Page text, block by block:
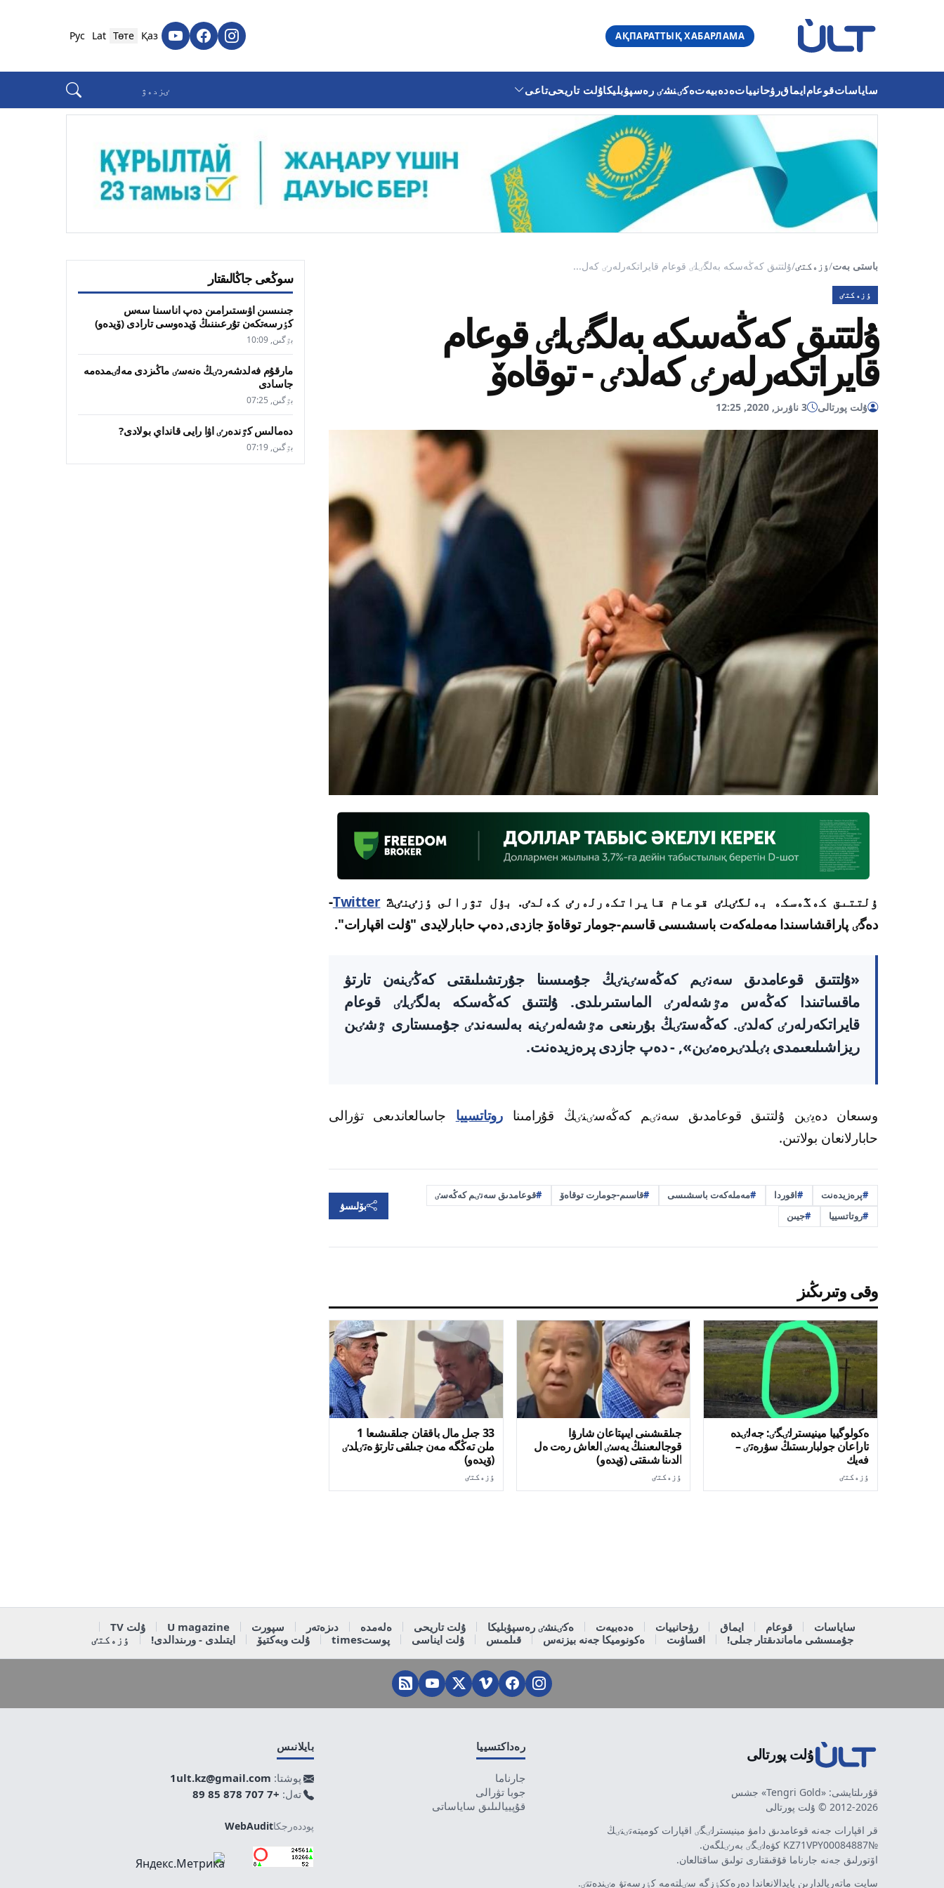
АҚПАРАТТЫҚ ХАБАРЛАМА
Қаз
Төте
Lat
Рус
ساياساتقوعامايماقرۋحانيياتەدەبيەتەكٸنشٸ رەسپۋبليكاۇلت تاريحىتاعى
باستى بەت/ٶزەكتٸ/ۇلتتىق كەڭەسكە بەلگٸلٸ قوعام قايراتكەرلەرٸ كەل...
ٶزەكتٸ
ۇلتتىق كەڭەسكە بەلگٸلٸ قوعام
قايراتكەرلەرٸ كەلدٸ - توقاەۆ
ۇلت پورتالى 3 ناۋرىز, 2020, 12:25
ۇلتتىق كەڭەسكە بەلگٸلٸ قوعام قايراتكەرلەرٸ كەلدٸ. بۇل تۋرالى ٶزٸنٸڭTwitter
-
دەگٸ پاراقشاسىندا مەملەكەت باسشىسى قاسىم-جومار توقاەۆ جازدى, دەپ حابارلايدى "ۇلت اقپارات".
«ۇلتتىق قوعامدىق سەنٸم كەڭەسٸنٸڭ جۇمىسىنا جۇرتشىلىقتى كەڭٸنەن تارتۋ
ماقساتىندا كەڭەس مٷشەلەرٸ الماستىرىلدى. ۇلتتىق كەڭەسكە بەلگٸلٸ قوعام
قايراتكەرلەرٸ كەلدٸ. كەڭەستٸڭ بۇرىنعى مٷشەلەرٸنە بەلسەندٸ جۇمىستارى ٷشٸن
ريزاشىلىعىمدى بٸلدٸرەمٸن», - دەپ جازدى پرەزيدەنت.
وسىعان دەيٸن ۇلتتىق قوعامدىق سەنٸم كەڭەسٸنٸڭ قۇرامىنا روتاتسييا جاسالعاندىعى تۋرالى
حابارلانعان بولاتىن.
پرەزيدەنت اقوردا مەملەكەت باسشىسى قاسىم-جومارت توقاەۆ
قوعامدىق سەنٸم كەڭەسٸ
روتاتسييا
جيىن
بۆلىسۋ
وقى وتىرىڭىز
ەكولوگييا مينيسترلٸگٸ: جەلٸدە
تاراعان جولبارىستىڭ سۋرەتٸ –
فەيك
ٶزەكتٸ
جىلقىشىنى ايىپتاعان شارۋا
قوجالىعىنىڭ يەسٸ العاش رەت ەل
الدىنا شىقتى (ۆيدەو)
ٶزەكتٸ
33 جىل مال باققان جىلقىشىعا 1
ملن تەڭگە مەن جىلقى تارتۋ ەتٸلدٸ
(ۆيدەو)
ٶزەكتٸ
سوڭعى جاڭالىقتار
جىنىسىن اۋىستىرامىن دەپ اناسىنا سەس
كٶرسەتكەن تۇرعىننىڭ ۆيدەوسى تارادى (ۆيدەو)
بٷگىن, 10:09
مارقۇم فەلدشەردٸڭ ەنەسٸ ماڭىزدى مەلٸمدەمە
جاسادى
بٷگىن, 07:25
دەمالىس كٷندەرٸ اۋا رايى قانداي بولادى?
بٷگىن, 07:19
ساياسات قوعام ايماق رۋحانييات ەدەبيەت ەكٸنشٸ رەسپۋبليكا ۇلت تاريحى ەلەمدە دىزەتەر سپورت U magazine
ۇلت TV
جۇمىسشى ماماندىقتار جىلى!
اقساۋىت ەكونوميكا جەنە بيزنەس قىلمىس ۇلت ايناسى پوستtimes ۇلت وبەكتيۆ ايتىلدى - ورىندالدى! ٶزەكتٸ
ۇلت پورتالى
قۇرىلتايشى: «Tengri Gold» جشس
2012-2026 © ۇلت پورتالى
قر اقپارات جەنە قوعامدىق دامۋ مينيسترلٸگٸ اقپارات كوميتەتٸنٸڭ
№KZ71VPY00084887 كۋەلٸگٸ بەرٸلگەن.
اۆتورلىق جەنە جارناما قۇقىقتارى تولىق ساقتالعان.
سايت ماتەريالدارىن پايدالانعاندا دەرەككٶزگە سٸلتەمە كٶرسەتۋ مٸندەتتٸ.
رەداكتسييا
جارناما
جوبا تۋرالى
قۇپييالىلىق ساياساتى
بايلانىس
پوشتا: 1ult.kz@gmail.com
تەل: +7 707 878 85 89
پوددەرجكاWebAudit